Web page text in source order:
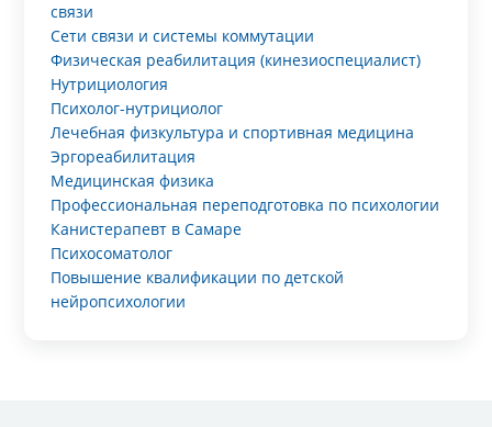
связи
Сети связи и системы коммутации
Физическая реабилитация (кинезиоспециалист)
Нутрициология
Психолог-нутрициолог
Лечебная физкультура и спортивная медицина
Эргореабилитация
Медицинская физика
Профессиональная переподготовка по психологии
Канистерапевт в Самаре
Психосоматолог
Повышение квалификации по детской
нейропсихологии